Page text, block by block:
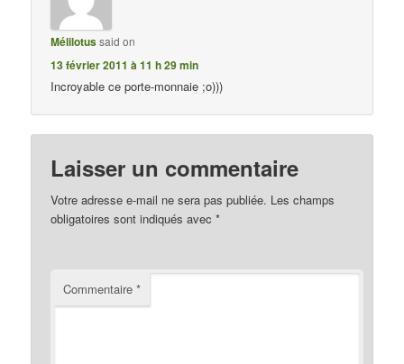
Mélilotussaid on
13 février 2011 à 11 h 29 min
Incroyable ce porte-monnaie ;o)))
Laisser un commentaire
Votre adresse e-mail ne sera pas publiée. Les champs
obligatoires sont indiqués avec*
Commentaire*